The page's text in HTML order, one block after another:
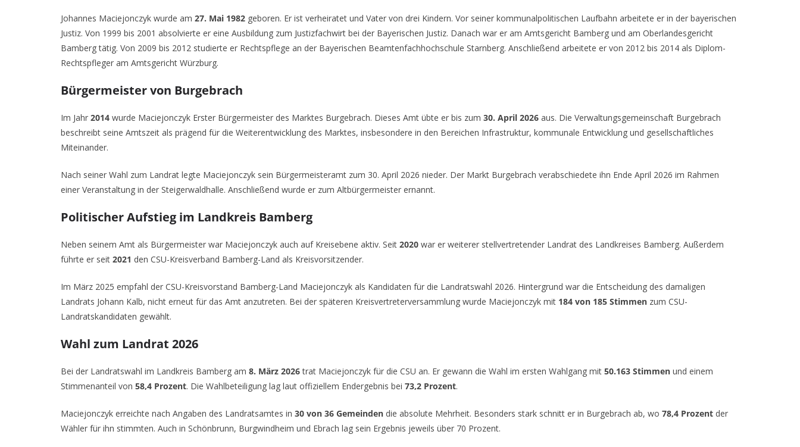
Johannes Maciejonczyk wurde am 27. Mai 1982 geboren. Er ist verheiratet und Vater von drei Kindern. Vor seiner kommunalpolitischen Laufbahn arbeitete er in der bayerischen
Justiz. Von 1999 bis 2001 absolvierte er eine Ausbildung zum Justizfachwirt bei der Bayerischen Justiz. Danach war er am Amtsgericht Bamberg und am Oberlandesgericht
Bamberg tätig. Von 2009 bis 2012 studierte er Rechtspflege an der Bayerischen Beamtenfachhochschule Starnberg. Anschließend arbeitete er von 2012 bis 2014 als Diplom-
Rechtspfleger am Amtsgericht Würzburg.
Bürgermeister von Burgebrach
Im Jahr 2014 wurde Maciejonczyk Erster Bürgermeister des Marktes Burgebrach. Dieses Amt übte er bis zum 30. April 2026 aus. Die Verwaltungsgemeinschaft Burgebrach
beschreibt seine Amtszeit als prägend für die Weiterentwicklung des Marktes, insbesondere in den Bereichen Infrastruktur, kommunale Entwicklung und gesellschaftliches
Miteinander.
Nach seiner Wahl zum Landrat legte Maciejonczyk sein Bürgermeisteramt zum 30. April 2026 nieder. Der Markt Burgebrach verabschiedete ihn Ende April 2026 im Rahmen
einer Veranstaltung in der Steigerwaldhalle. Anschließend wurde er zum Altbürgermeister ernannt.
Politischer Aufstieg im Landkreis Bamberg
Neben seinem Amt als Bürgermeister war Maciejonczyk auch auf Kreisebene aktiv. Seit 2020 war er weiterer stellvertretender Landrat des Landkreises Bamberg. Außerdem
führte er seit 2021 den CSU-Kreisverband Bamberg-Land als Kreisvorsitzender.
Im März 2025 empfahl der CSU-Kreisvorstand Bamberg-Land Maciejonczyk als Kandidaten für die Landratswahl 2026. Hintergrund war die Entscheidung des damaligen
Landrats Johann Kalb, nicht erneut für das Amt anzutreten. Bei der späteren Kreisvertreterversammlung wurde Maciejonczyk mit 184 von 185 Stimmen zum CSU-
Landratskandidaten gewählt.
Wahl zum Landrat 2026
Bei der Landratswahl im Landkreis Bamberg am 8. März 2026trat Maciejonczyk für die CSU an. Er gewann die Wahl im ersten Wahlgang mit 50.163 Stimmen und einem
Stimmenanteil von 58,4 Prozent. Die Wahlbeteiligung lag laut offiziellem Endergebnis bei 73,2 Prozent.
Maciejonczyk erreichte nach Angaben des Landratsamtes in 30 von 36 Gemeinden die absolute Mehrheit. Besonders stark schnitt er in Burgebrach ab, wo 78,4 Prozent der
Wähler für ihn stimmten. Auch in Schönbrunn, Burgwindheim und Ebrach lag sein Ergebnis jeweils über 70 Prozent.